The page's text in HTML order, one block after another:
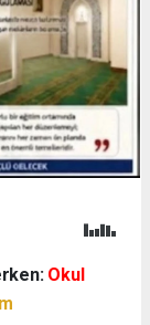
Okul